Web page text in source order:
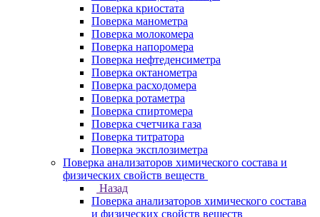
Поверка криостата
Поверка манометра
Поверка молокомера
Поверка напоромера
Поверка нефтеденсиметра
Поверка октанометра
Поверка расходомера
Поверка ротаметра
Поверка спиртомера
Поверка счетчика газа
Поверка титратора
Поверка эксплозиметра
Поверка анализаторов химического состава и
физических свойств веществ
Назад
Поверка анализаторов химического состава
и физических свойств веществ